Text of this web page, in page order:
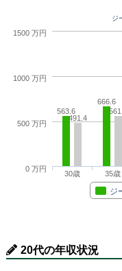
ジ
563.6
666.6
491.4
ジ
30歳 35歳
0 万円
500 万円
1000 万円
1500 万円
20代の年収状況